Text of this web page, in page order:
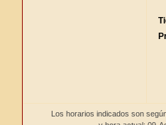
Los horarios indicados son